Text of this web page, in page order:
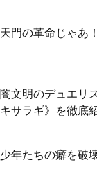
天門の革命じゃあ
闇文明のデュエリ
キサラギ》を徹底
少年たちの癖を破